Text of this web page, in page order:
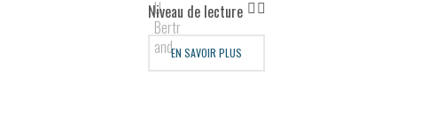
Niveau de lecture
EN SAVOIR PLUS